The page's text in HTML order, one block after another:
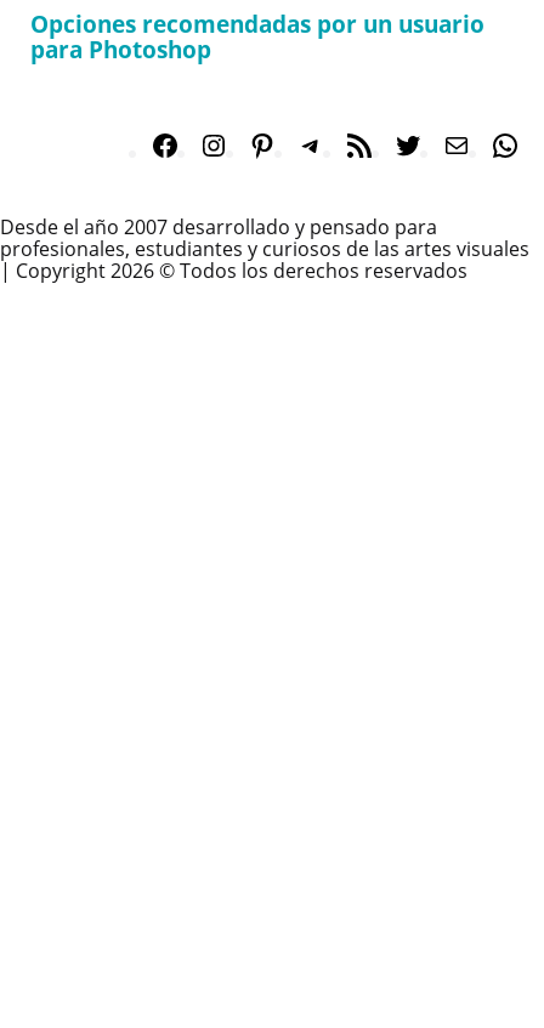
Opciones recomendadas por un usuario
para Photoshop
FacebookInstagramPinterestTelegram
RSS
Twitter Correo
Desde el año 2007 desarrollado y pensado para
profesionales, estudiantes y curiosos de las artes visuales
| Copyright 2026 © Todos los derechos reservados